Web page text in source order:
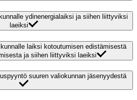
ydinenergialaiksi ja siihen liittyviksi
laeiksi
laiksi kotoutumisen edistämisestä
ja siihen liittyviksi laeiksi
suuren valiokunnan jäsenyydestä